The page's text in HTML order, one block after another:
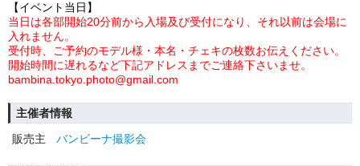
【イベント当日】
当日は各部開始20分前から入場及び受付になり、それ以前は会場に
入れません。
受付時、ご予約のモデル様・本名・チェキの枚数お伝えください。
開始時間に遅れるなど下記アドレスまでご連絡下さいませ。
bambina.tokyo.photo@gmail.com
主催者情報
販売主
バンビーナ撮影会